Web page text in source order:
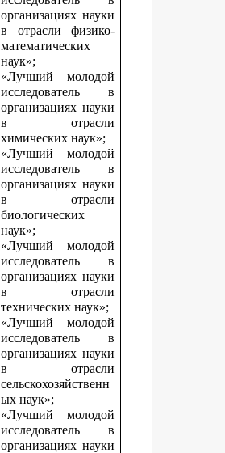
организациях науки
в отрасли физико-
математических
наук»;
«Лучший молодой
исследователь в
организациях науки
в отрасли
химических наук»;
«Лучший молодой
исследователь в
организациях науки
в отрасли
биологических
наук»;
«Лучший молодой
исследователь в
организациях науки
в отрасли
технических наук»;
«Лучший молодой
исследователь в
организациях науки
в отрасли
сельскохозяйственн
ых наук»;
«Лучший молодой
исследователь в
организациях науки